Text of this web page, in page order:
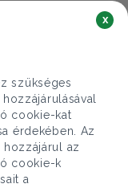
szükséges
cookie-kat
érdekében. Az
hozzájárul az
cookie-k
a
x